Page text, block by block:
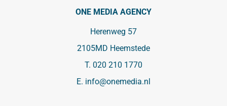
ONE MEDIA AGENCY
Herenweg 57
2105MD Heemstede
T. 020 210 1770
E. info@onemedia.nl